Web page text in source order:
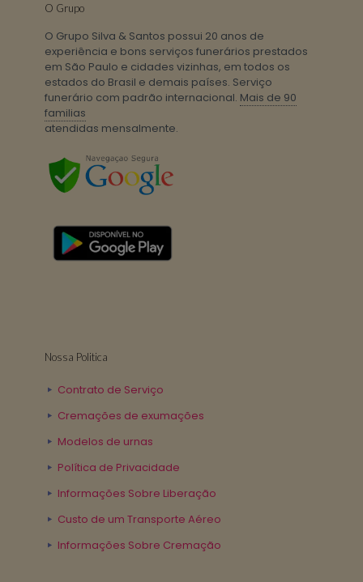
O Grupo
O Grupo Silva & Santos possui 20 anos de
experiência e bons serviços funerários prestados
em São Paulo e cidades vizinhas, em todos os
estados do Brasil e demais países. Serviço
funerário com padrão internacional. Mais de 90
familias
atendidas mensalmente.
Nossa Politica
Contrato de Serviço
Cremações de exumações
Modelos de urnas
Política de Privacidade
Informações Sobre Liberação
Custo de um Transporte Aéreo
Informações Sobre Cremação